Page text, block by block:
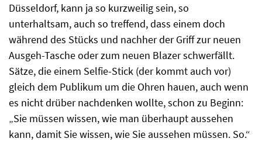
Düsseldorf, kann ja so kurzweilig sein, so
unterhaltsam, auch so treffend, dass einem doch
während des Stücks und nachher der Griff zur neuen
Ausgeh-Tasche oder zum neuen Blazer schwerfällt.
Sätze, die einem Selfie-Stick (der kommt auch vor)
gleich dem Publikum um die Ohren hauen, auch wenn
es nicht drüber nachdenken wollte, schon zu Beginn:
„Sie müssen wissen, wie man überhaupt aussehen
kann, damit Sie wissen, wie Sie aussehen müssen. So.“